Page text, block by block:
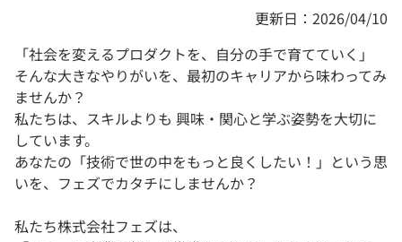
更新日：2026/04/10
「社会を変えるプロダクトを、自分の手で育てていく」
そんな大きなやりがいを、最初のキャリアから味わってみ
ませんか？
私たちは、スキルよりも 興味・関心と学ぶ姿勢を大切に
しています。
あなたの「技術で世の中をもっと良くしたい！」という思
いを、フェズでカタチにしませんか？
私たち株式会社フェズは、